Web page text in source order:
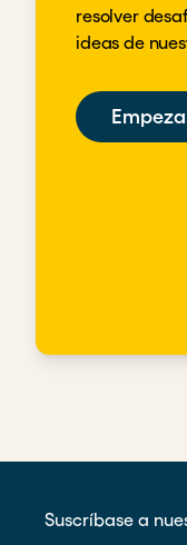
resolver
ideas de
Suscríbase a